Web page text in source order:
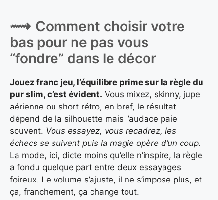
Comment choisir votre
bas pour ne pas vous
“fondre” dans le décor
Jouez franc jeu, l’équilibre prime sur la règle du
pur slim, c’est évident. Vous mixez, skinny, jupe
aérienne ou short rétro, en bref, le résultat
dépend de la silhouette mais l’audace paie
souvent. Vous essayez, vous recadrez, les
échecs se suivent puis la magie opère d’un coup.
La mode, ici, dicte moins qu’elle n’inspire, la règle
a fondu quelque part entre deux essayages
foireux. Le volume s’ajuste, il ne s’impose plus, et
ça, franchement, ça change tout.